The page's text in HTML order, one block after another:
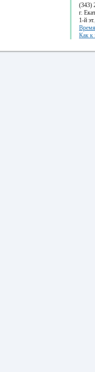
(343)
г.
1-й
Как к